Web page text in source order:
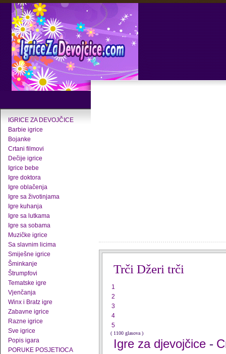
IGRICE ZA DEVOJČICE
Barbie igrice
Bojanke
Crtani filmovi
Dečije igrice
Igrice bebe
Igre doktora
Igre oblačenja
Igre sa životinjama
Igre kuhanja
Igre sa lutkama
Igre sa sobama
Muzičke igrice
Sa slavnim licima
Smiješne igrice
Šminkanje
Štrumpfovi
Tematske igre
Vjenčanja
Winx i Bratz igre
Zabavne igrice
Razne igrice
Sve igrice
Popis igara
PORUKE POSJETIOCA
Trči Džeri trči
1
2
3
4
5
( 1100 glasova )
Igre za djevojčice -